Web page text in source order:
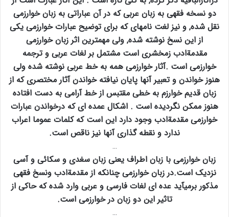
دو نسخه فقهی به زبان عربی که در آن عباراتی به زبان خوارزمی
نقل شده‚ و نیز لغت نامهای که برای توضیح عبارات خوارزمی یکی
از این نسخ نوشته شده‚ ولی مهمترین اثر زبان خوارزمی
مقدمةادب زمخشری است مشتمل بر لغات عربی و ترجمه
خوارزمی است .آثار خوارزمی همه به خط عربی نوشته شده ولی
هنوز خواندن و تعبیر آنها پایان نیافته خواندن آثار مختصری که از
زبان قدیم خوارزم به خطی مقتبس از خط آرامی به دست افتاده
هنوز ممکن نگردیده است . اشکال عمده ای که درخواندن عبارات
خوارزمی مقدمةادب وجود دارد این است که کلمات عموما اعراب
ندارد و نقطه گذاری آنها نیز ناقص است.
…
زبان خوارزمی با زبان اطراف یعنی زبان سغدی و سکائی و آسی
نزدیک است.در زبان خوارزمی چنانکه از مقدمةادب ونسخ فقهی
مذکور برمیآید عده ای لغات فارسی و عربی وارد شده که حاکی از
تاثیر این دو زبان در خوارزمی است.
…